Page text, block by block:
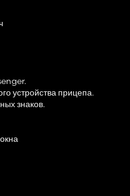
устройства прицепа.
знаков.
обороты в минуту,